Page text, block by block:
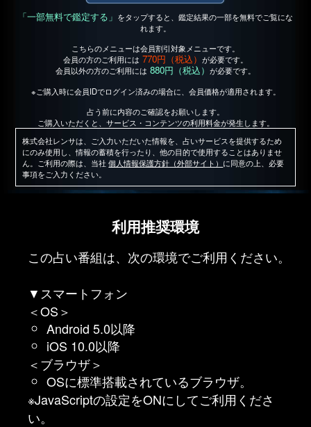
「一部無料で鑑定する」 をタップすると、鑑定結果の一部を無料でご覧にな
れます。
こちらのメニューは会員割引対象メニューです。
会員の方のご利用には 770円（税込） が必要です。
会員以外の方のご利用には 880円（税込） が必要です。
※ご購入時に会員IDでログイン済みの場合に、会員価格が適用されます。
占う前に内容のご確認をお願いします。
ご購入いただくと、サービス・コンテンツの利用料金が発生します。
株式会社レンサは、ご入力いただいた情報を、占いサービスを提供するため
にのみ使用し、情報の蓄積を行ったり、他の目的で使用することはありませ
ん。ご利用の際は、当社個人情報保護方針（外部サイト） に同意の上、必要
事項をご入力ください。
利用推奨環境
この占い番組は、次の環境でご利用ください。
▼スマートフォン
＜OS＞
Android 5.0以降
iOS 10.0以降
＜ブラウザ＞
OSに標準搭載されているブラウザ。
※JavaScriptの設定をONにしてご利用くださ
い。